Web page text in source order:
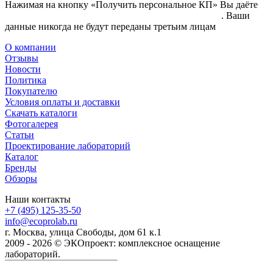
Нажимая на кнопку «Получить персональное КП» Вы даёте
. Ваши
данные никогда не будут переданы третьим лицам
О компании
Отзывы
Новости
Политика
Покупателю
Условия оплаты и доставки
Скачать каталоги
Фотогалерея
Статьи
Проектирование лабораторий
Каталог
Бренды
Обзоры
Наши контакты
+7 (495) 125-35-50
info@ecoprolab.ru
г. Москва, улица Свободы, дом 61 к.1
2009 - 2026 © ЭКОпроект: комплексное оснащение
лабораторий.